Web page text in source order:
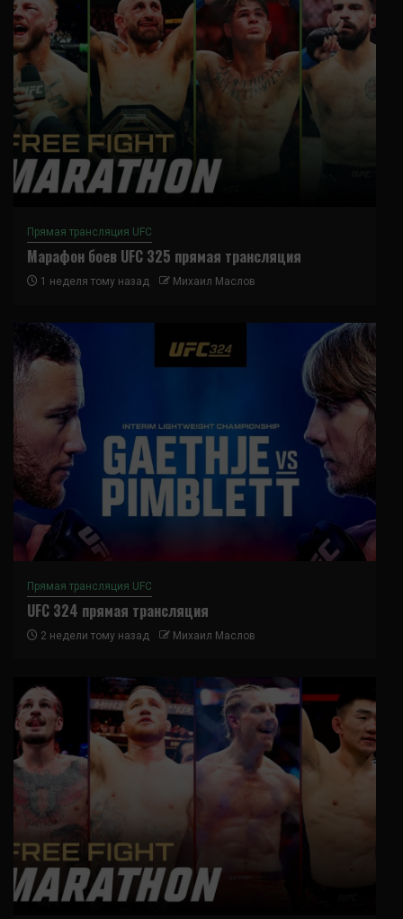
Прямая трансляция UFC
Марафон боев UFC 325 прямая трансляция
1 неделя тому назад Михаил Маслов
Прямая трансляция UFC
UFC 324 прямая трансляция
2 недели тому назад Михаил Маслов